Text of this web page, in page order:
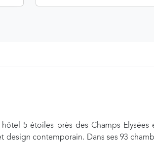
5 étoiles près des Champs
contemporain. Dans ses 93